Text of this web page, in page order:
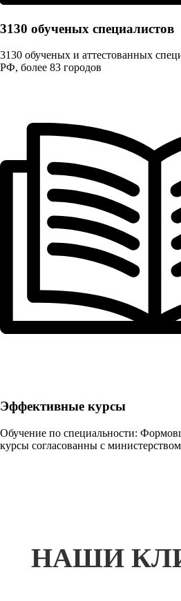
3130 обученых cпециалистов
3130 обученых и аттестованных
РФ, более 83 городов
Эффективные курсы
Обучение по специальности:
курсы согласованны с
НАШИ